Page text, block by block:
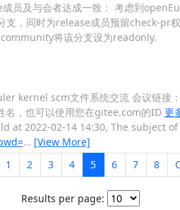
及与会者达成一致： 考虑到
，同时为release成员预留check-pr
community将该分支设为readonly.
kernel scm文件系统交流 会议链
名，也可以使用您在gitee.com的ID 更
2022-02-14 14:30, The subject
… [View More]
1 2 3 4 5 6 7 8
Results per page: